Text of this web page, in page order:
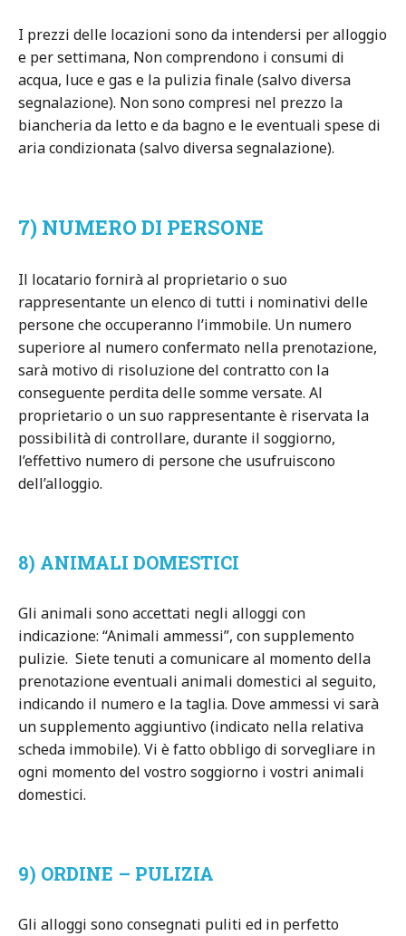
I prezzi delle locazioni sono da intendersi per alloggio
e per settimana, Non comprendono i consumi di
acqua, luce e gas e la pulizia finale (salvo diversa
segnalazione). Non sono compresi nel prezzo la
biancheria da letto e da bagno e le eventuali spese di
aria condizionata (salvo diversa segnalazione).
7) NUMERO DI PERSONE
Il locatario fornirà al proprietario o suo
rappresentante un elenco di tutti i nominativi delle
persone che occuperanno l’immobile. Un numero
superiore al numero confermato nella prenotazione,
sarà motivo di risoluzione del contratto con la
conseguente perdita delle somme versate. Al
proprietario o un suo rappresentante è riservata la
possibilità di controllare, durante il soggiorno,
l’effettivo numero di persone che usufruiscono
dell’alloggio.
8) ANIMALI DOMESTICI
Gli animali sono accettati negli alloggi con
indicazione: “Animali ammessi”, con supplemento
pulizie. Siete tenuti a comunicare al momento della
prenotazione eventuali animali domestici al seguito,
indicando il numero e la taglia. Dove ammessi vi sarà
un supplemento aggiuntivo (indicato nella relativa
scheda immobile). Vi è fatto obbligo di sorvegliare in
ogni momento del vostro soggiorno i vostri animali
domestici.
9) ORDINE – PULIZIA
Gli alloggi sono consegnati puliti ed in perfetto